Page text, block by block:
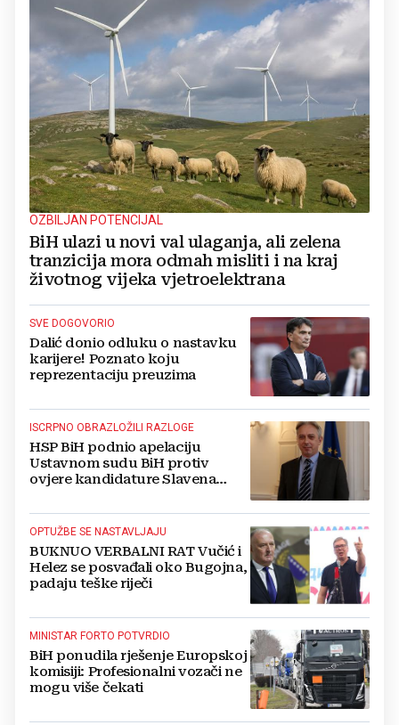
OZBILJAN POTENCIJAL
BiH ulazi u novi val ulaganja, ali zelena
tranzicija mora odmah misliti i na kraj
životnog vijeka vjetroelektrana
SVE DOGOVORIO
Dalić donio odluku o nastavku
karijere! Poznato koju
reprezentaciju preuzima
ISCRPNO OBRAZLOŽILI RAZLOGE
HSP BiH podnio apelaciju
Ustavnom sudu BiH protiv
ovjere kandidature Slavena
OPTUŽBE SE NASTAVLJAJU
BUKNUO VERBALNI RAT Vučić i
Helez se posvađali oko Bugojna,
padaju teške riječi
MINISTAR FORTO POTVRDIO
BiH ponudila rješenje Europskoj
komisiji: Profesionalni vozači ne
mogu više čekati